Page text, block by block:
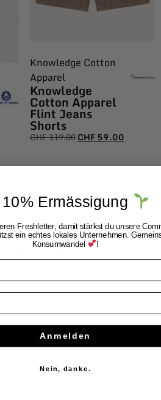
Knowledge Cotton
Apparel
Knowledge
Cotton Apparel
Flint Jeans
Shorts
CHF119.00 CHF 59.00
-
10% Ermässigung
Freshletter, damit stärkst du unsere
ein echtes lokales Unternehmen.
Konsumwandel !
Anmelden
Nein, danke.